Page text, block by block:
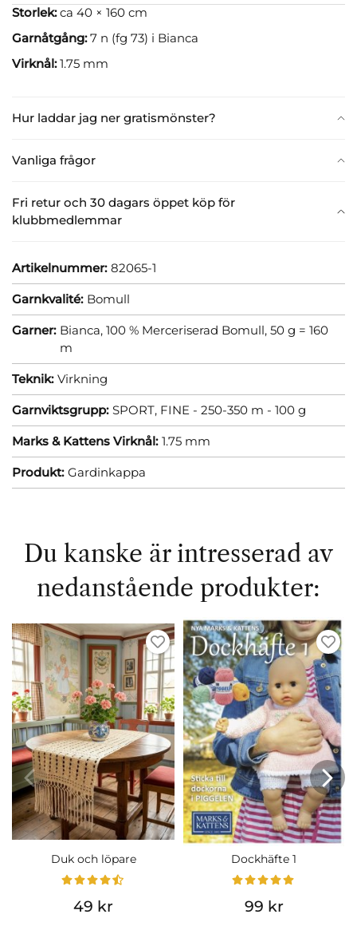
Hur laddar jag ner gratismönster?
Vanliga frågor
Fri retur och 30 dagars öppet köp för
klubbmedlemmar
Storlek:ca 40 × 160 cm
Garnåtgång:7 n (fg 73) i Bianca
Virknål:1.75 mm
Artikelnummer: 82065-1
Garnkvalité: Bomull
Garner: Bianca, 100 % Merceriserad Bomull, 50 g = 160
m
Teknik: Virkning
Garnviktsgrupp: SPORT, FINE - 250-350 m - 100 g
Marks & Kattens Virknål: 1.75 mm
Produkt: Gardinkappa
Du kanske är intresserad av
nedanstående produkter:
Duk och löpare
49 kr
Dockhäfte 1
99 kr